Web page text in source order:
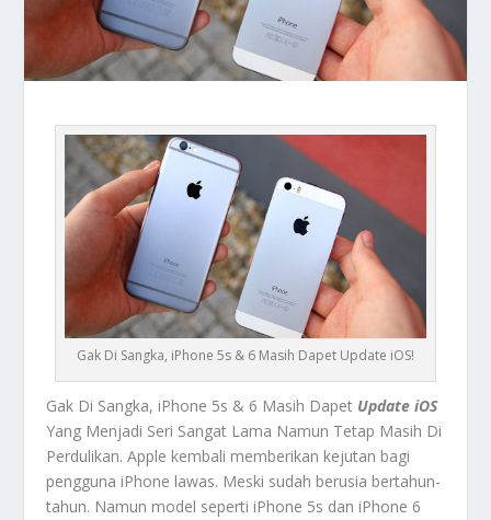
Gak Di Sangka, iPhone 5s & 6 Masih Dapet Update iOS!
Gak Di Sangka, iPhone 5s & 6 Masih Dapet Update iOS
Yang Menjadi Seri Sangat Lama Namun Tetap Masih Di
Perdulikan.Apple kembali memberikan kejutan bagi
pengguna iPhone lawas. Meski sudah berusia bertahun-
tahun. Namun model seperti iPhone 5s dan iPhone 6